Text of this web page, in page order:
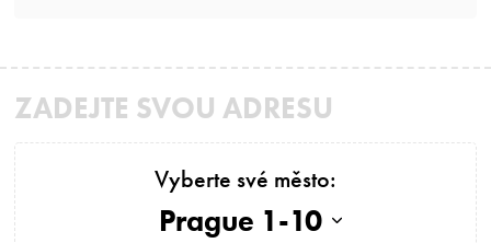
ZADEJTE SVOU ADRESU
Vyberte své město:
Prague 1-10